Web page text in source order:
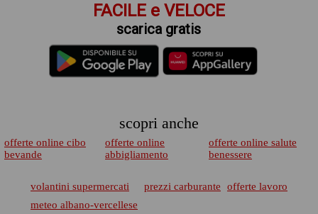
FACILE e VELOCE
scarica gratis
scopri anche
offerte online cibo
bevande
offerte online
abbigliamento
offerte online salute
benessere
volantini supermercati prezzi carburante
offerte lavoro
meteo albano-vercellese